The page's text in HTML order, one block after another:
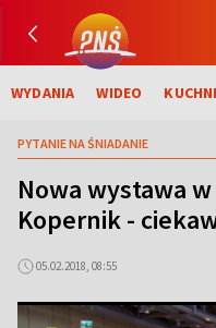
WYDANIA WIDEO
PYTANIE NA ŚNIADANIE
Nowa wystawa
Kopernik -
05.02.2018, 08:55